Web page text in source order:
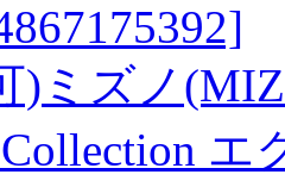
)ミズノ
Collection